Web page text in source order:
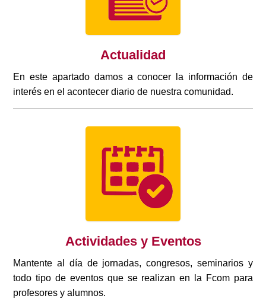
Actualidad
En este apartado damos a conocer la información de
interés en el acontecer diario de nuestra comunidad.
Actividades y Eventos
Mantente al día de jornadas, congresos, seminarios y
todo tipo de eventos que se realizan en la Fcom para
profesores y alumnos.